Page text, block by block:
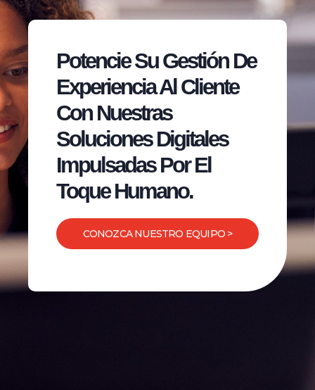
Potencie Su Gestión De
Experiencia Al Cliente
Con Nuestras
Soluciones Digitales
Impulsadas Por El
Toque Humano.
CONOZCA NUESTRO EQUIPO >